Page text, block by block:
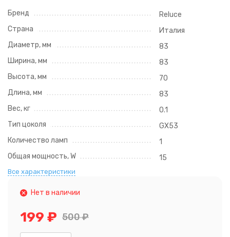
Бренд
Reluce
Страна
Италия
Диаметр, мм
83
Ширина, мм
83
Высота, мм
70
Длина, мм
83
Вес, кг
0.1
Тип цоколя
GX53
Количество ламп
1
Общая мощность, W
15
Все характеристики
Нет в наличии
199 ₽ 500₽